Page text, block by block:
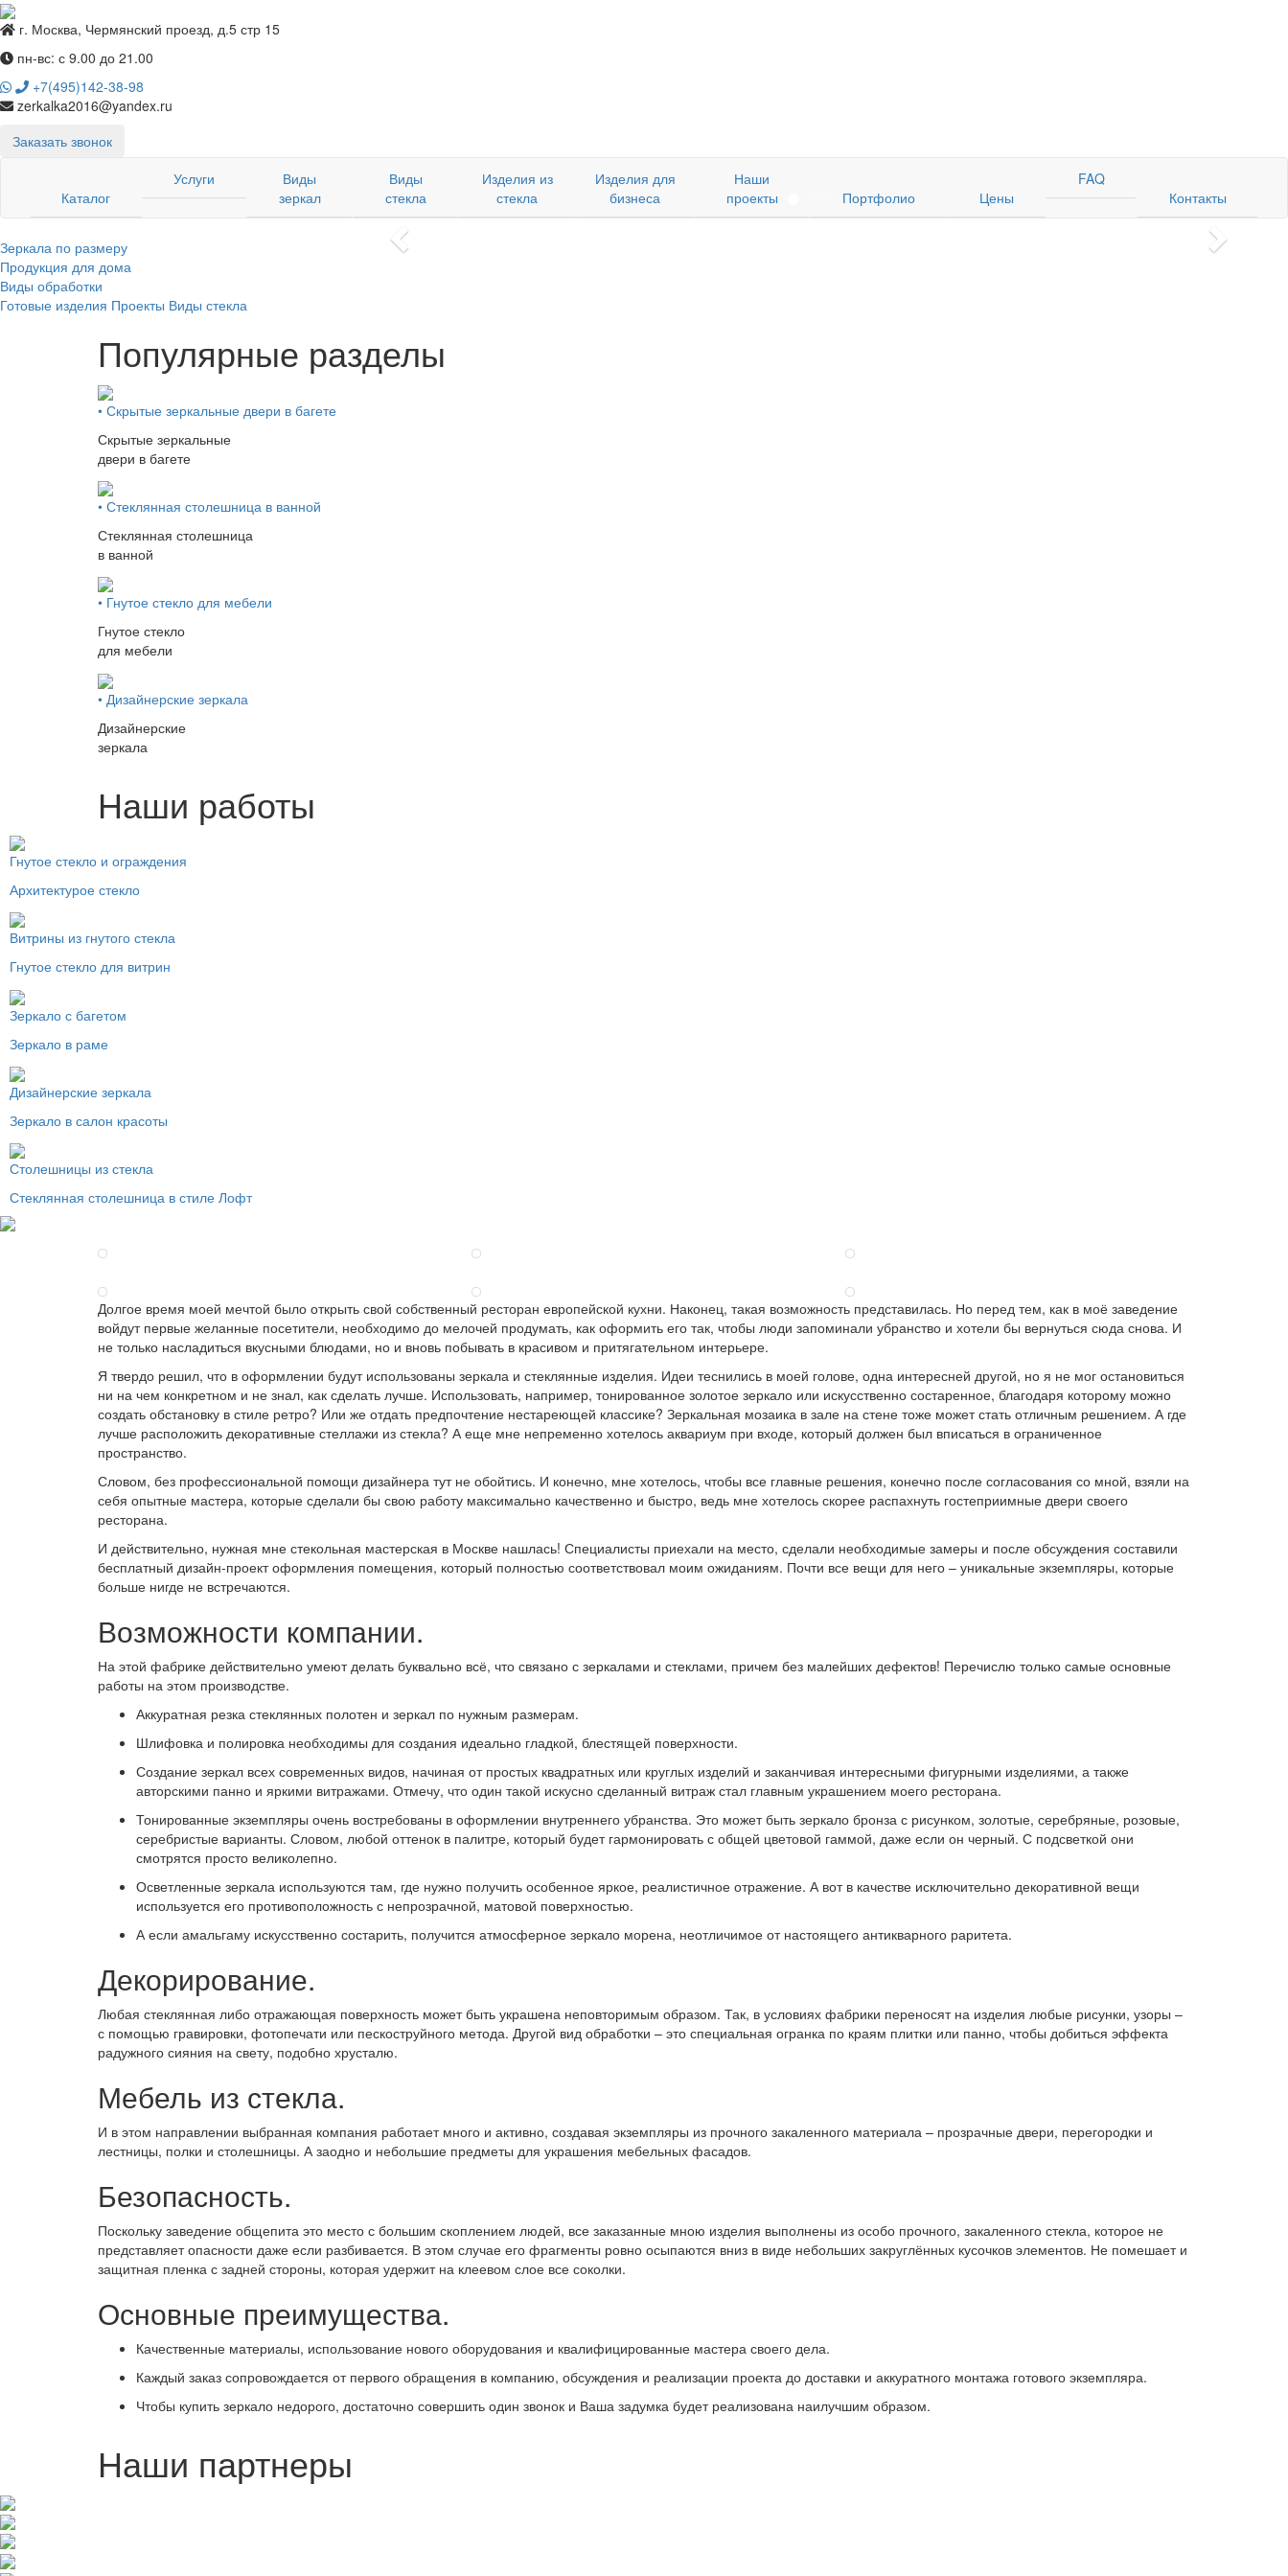
г. Москва, Чермянский проезд, д.5 стр 15
пн-вс: с 9.00 до 21.00
+7(495)142-38-98
zerkalka2016@yandex.ru
Заказать звонок
Каталог(current)
Услуги
Виды
зеркал
Виды
стекла
Изделия из
стекла
Изделия для
бизнеса
Наши
проекты
Портфолио Цены
FAQ
Контакты
Зеркала по размеру
Продукция для дома
Виды обработки
Готовые изделия Проекты Виды стекла
Previous Next
Популярные разделы
• Скрытые зеркальные двери в багете
Скрытые зеркальные
двери в багете
• Стеклянная столешница в ванной
Стеклянная столешница
в ванной
• Гнутое стекло для мебели
Гнутое стекло
для мебели
• Дизайнерские зеркала
Дизайнерские
зеркала
Наши работы
Гнутое стекло и ограждения
Архитектурое стекло
Витрины из гнутого стекла
Гнутое стекло для витрин
Зеркало с багетом
Зеркало в раме
Дизайнерские зеркала
Зеркало в салон красоты
Столешницы из стекла
Стеклянная столешница в стиле Лофт
Долгое время моей мечтой было открыть свой собственный ресторан европейской кухни. Наконец, такая возможность представилась. Но перед тем, как в моё заведение
войдут первые желанные посетители, необходимо до мелочей продумать, как оформить его так, чтобы люди запоминали убранство и хотели бы вернуться сюда снова. И
не только насладиться вкусными блюдами, но и вновь побывать в красивом и притягательном интерьере.
Я твердо решил, что в оформлении будут использованы зеркала и стеклянные изделия. Идеи теснились в моей голове, одна интересней другой, но я не мог остановиться
ни на чем конкретном и не знал, как сделать лучше. Использовать, например, тонированное золотое зеркало или искусственно состаренное, благодаря которому можно
создать обстановку в стиле ретро? Или же отдать предпочтение нестареющей классике? Зеркальная мозаика в зале на стене тоже может стать отличным решением. А где
лучше расположить декоративные стеллажи из стекла? А еще мне непременно хотелось аквариум при входе, который должен был вписаться в ограниченное
пространство.
Словом, без профессиональной помощи дизайнера тут не обойтись. И конечно, мне хотелось, чтобы все главные решения, конечно после согласования со мной, взяли на
себя опытные мастера, которые сделали бы свою работу максимально качественно и быстро, ведь мне хотелось скорее распахнуть гостеприимные двери своего
ресторана.
И действительно, нужная мне стекольная мастерская в Москве нашлась! Специалисты приехали на место, сделали необходимые замеры и после обсуждения составили
бесплатный дизайн-проект оформления помещения, который полностью соответствовал моим ожиданиям. Почти все вещи для него – уникальные экземпляры, которые
больше нигде не встречаются.
Возможности компании.
На этой фабрике действительно умеют делать буквально всё, что связано с зеркалами и стеклами, причем без малейших дефектов! Перечислю только самые основные
работы на этом производстве.
Аккуратная резка стеклянных полотен и зеркал по нужным размерам.
Шлифовка и полировка необходимы для создания идеально гладкой, блестящей поверхности.
Создание зеркал всех современных видов, начиная от простых квадратных или круглых изделий и заканчивая интересными фигурными изделиями, а также
авторскими панно и яркими витражами. Отмечу, что один такой искусно сделанный витраж стал главным украшением моего ресторана.
Тонированные экземпляры очень востребованы в оформлении внутреннего убранства. Это может быть зеркало бронза с рисунком, золотые, серебряные, розовые,
серебристые варианты. Словом, любой оттенок в палитре, который будет гармонировать с общей цветовой гаммой, даже если он черный. С подсветкой они
смотрятся просто великолепно.
Осветленные зеркала используются там, где нужно получить особенное яркое, реалистичное отражение. А вот в качестве исключительно декоративной вещи
используется его противоположность с непрозрачной, матовой поверхностью.
А если амальгаму искусственно состарить, получится атмосферное зеркало морена, неотличимое от настоящего антикварного раритета.
Декорирование.
Любая стеклянная либо отражающая поверхность может быть украшена неповторимым образом. Так, в условиях фабрики переносят на изделия любые рисунки, узоры –
с помощью гравировки, фотопечати или пескоструйного метода. Другой вид обработки – это специальная огранка по краям плитки или панно, чтобы добиться эффекта
радужного сияния на свету, подобно хрусталю.
Мебель из стекла.
И в этом направлении выбранная компания работает много и активно, создавая экземпляры из прочного закаленного материала – прозрачные двери, перегородки и
лестницы, полки и столешницы. А заодно и небольшие предметы для украшения мебельных фасадов.
Безопасность.
Поскольку заведение общепита это место с большим скоплением людей, все заказанные мною изделия выполнены из особо прочного, закаленного стекла, которое не
представляет опасности даже если разбивается. В этом случае его фрагменты ровно осыпаются вниз в виде небольших закруглённых кусочков элементов. Не помешает и
защитная пленка с задней стороны, которая удержит на клеевом слое все соколки.
Основные преимущества.
Качественные материалы, использование нового оборудования и квалифицированные мастера своего дела.
Каждый заказ сопровождается от первого обращения в компанию, обсуждения и реализации проекта до доставки и аккуратного монтажа готового экземпляра.
Чтобы купить зеркало недорого, достаточно совершить один звонок и Ваша задумка будет реализована наилучшим образом.
Наши партнеры